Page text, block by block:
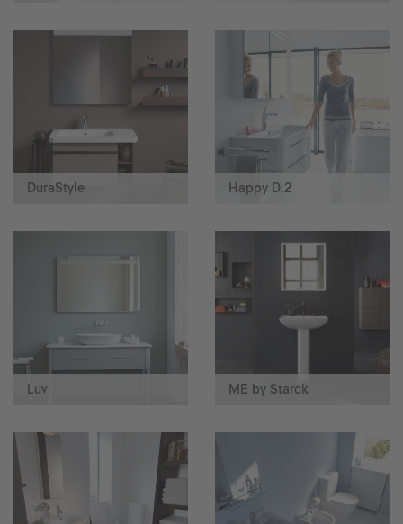
DuraStyle Happy D.2
Luv ME by Starck